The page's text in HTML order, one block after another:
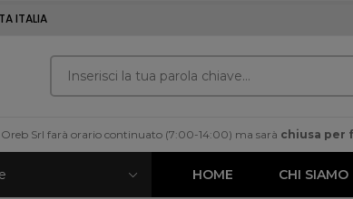
ITALIA
Srl farà orario continuato (7:00-14:00) ma sarà chiusa per
HOME CHI SIAMO